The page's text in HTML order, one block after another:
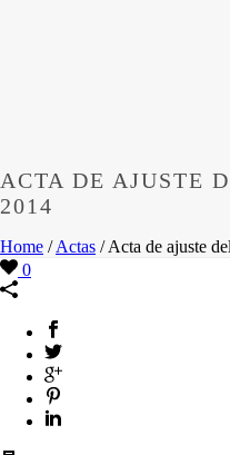
ACTA DE AJUSTE
2014
Home /Actas / Acta de ajuste
0